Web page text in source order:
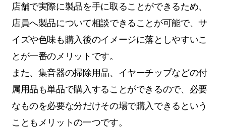
店舗で実際に製品を手に取ることができるため、
店員へ製品について相談できることが可能で、サ
イズや色味も購入後のイメージに落としやすいこ
とが一番のメリットです。
また、集音器の掃除用品、イヤーチップなどの付
属用品も単品で購入することができるので、必要
なものを必要な分だけその場で購入できるという
こともメリットの一つです。